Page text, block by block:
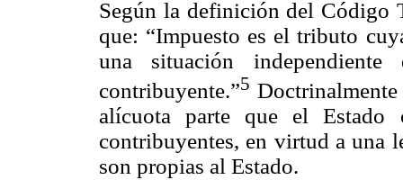
Según la definición del Código
que: “Impuesto es el tributo
una situación
contribuyente.”5
alícuota parte que el Estado
contribuyentes, en virtud a una
son propias al Estado.